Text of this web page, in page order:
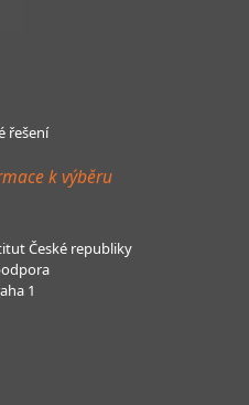
řešení
k výběru
České republiky
1